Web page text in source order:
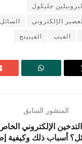
جليكول
الإلكتروني
الفيب الفيبينج
المنشور السابق
الإلكتروني
أسباب ذلك وكيفية